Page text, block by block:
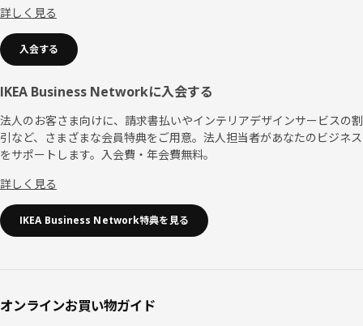
詳しく見る
入会する
IKEA Business Networkに入会する
法人のお客さま向けに、請求書払いやインテリアデザインサービスの割
引など、さまざまな会員特典をご用意。法人担当者があなたのビジネス
をサポートします。入会費・年会費無料。
詳しく見る
IKEA Business Network特典を見る
オンラインお買い物ガイド